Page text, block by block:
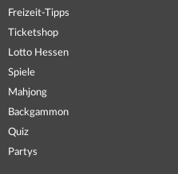
Freizeit-Tipps
Ticketshop
Lotto Hessen
Spiele
Mahjong
Backgammon
Quiz
Partys